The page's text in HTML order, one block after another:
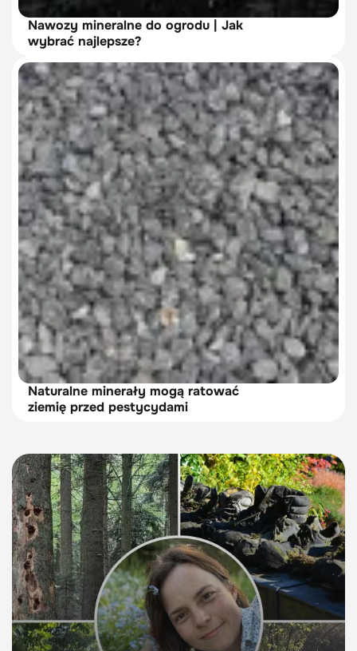
Nawozy mineralne do ogrodu | Jak
wybrać najlepsze?
Naturalne minerały mogą ratować
ziemię przed pestycydami